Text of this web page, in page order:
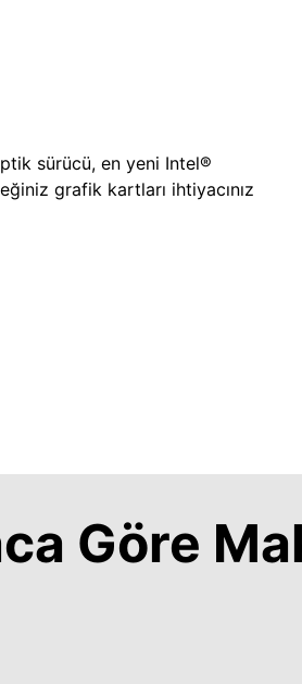
sürücü, en yeni Intel®
grafik kartları ihtiyacınız
Göre